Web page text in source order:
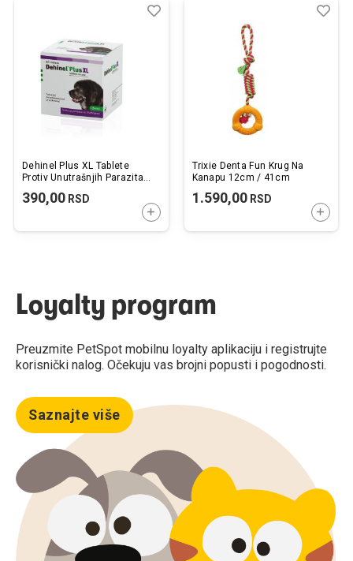
Dehinel Plus XL Tablete
Protiv Unutrašnjih Parazita
390,00 RSD
DODAJTE U KORPU
Dodaj
Uporedi
Trixie Denta Fun Krug Na
Kanapu 12cm / 41cm
1.590,00RSD
Loyalty program
Preuzmite PetSpot mobilnu loyalty aplikaciju i registrujte
korisnički nalog. Očekuju vas brojni popusti i pogodnosti.
Saznajte više